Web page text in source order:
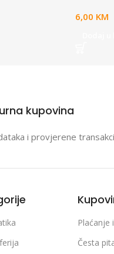
6,00 KM
kupovina
i provjerene
Plaćanje
Česta